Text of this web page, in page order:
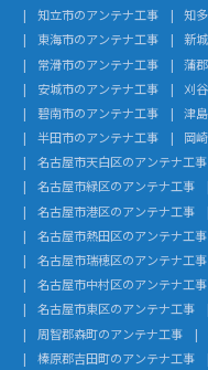
知立市のアンテナ工事
知
東海市のアンテナ工事
新
常滑市のアンテナ工事
蒲
安城市のアンテナ工事
刈
碧南市のアンテナ工事
津
半田市のアンテナ工事
岡
名古屋市天白区のアンテナ工事
名古屋市緑区のアンテナ工事
名古屋市港区のアンテナ工事
名古屋市熱田区のアンテナ工事
名古屋市瑞穂区のアンテナ工事
名古屋市中村区のアンテナ工事
名古屋市東区のアンテナ工事
周智郡森町のアンテナ工事
榛原郡吉田町のアンテナ工事